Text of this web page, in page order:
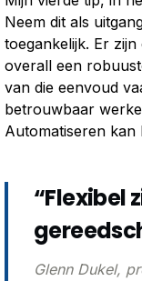
Neem dit als
toegankelijk. Er
overall een
van die eenvoud
betrouwbaar
Automatiseren
“Flexibel
Glenn Dukel,